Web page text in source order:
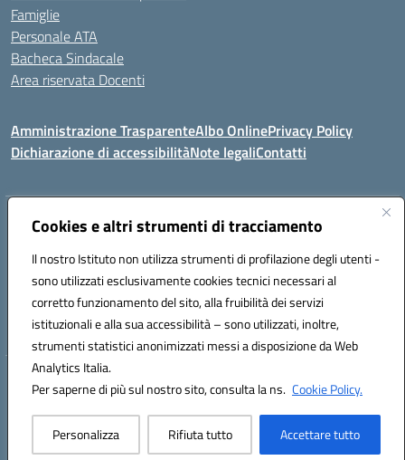
Cookies e altri strumenti di tracciamento
Il nostro Istituto non utilizza strumenti di profilazione degli utenti -
sono utilizzati esclusivamente cookies tecnici necessari al
corretto funzionamento del sito, alla fruibilità dei servizi
istituzionali e alla sua accessibilità – sono utilizzati, inoltre,
strumenti statistici anonimizzati messi a disposizione da Web
Analytics Italia.
Per saperne di più sul nostro sito, consulta la ns. Cookie Policy.
Personalizza Rifiuta tutto Accettare tutto
Famiglie
Personale ATA
Bacheca Sindacale
Area riservata Docenti
Amministrazione TrasparenteAlbo OnlinePrivacy Policy
Dichiarazione di accessibilitàNote legaliContatti
Indirizzo:C/da Santa Maria, s.n.c. – 91013 Calatafimi Segesta (TP)
Posta elettronica certificata (PEC):TPIC81300B@pec.istruzione.it
Codice fiscale: 80004430817
Codice meccanografico: TPIC81300B
Hosting & Powered by 3D Solution S.r.l.
Concept & Design by Designers Italia